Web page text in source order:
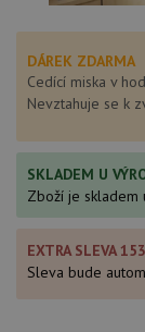
DÁREK ZDARMA
Cedící miska v
Nevztahuje se k
SKLADEM U
Zboží je skladem
EXTRA SLEVA
Sleva bude